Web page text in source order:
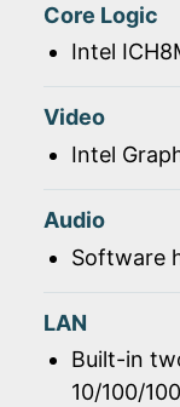
Core Logic
Intel
Video
Intel
Audio
Software
LAN
Built-in
10/100/